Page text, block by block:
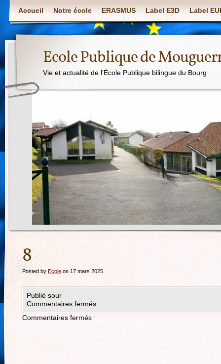
Accueil Notre école ERASMUS Label E3D Label
Ecole Publique de
Vie et actualité de l'École Publique bilingue du Bourg
8
Posted by Ecole on 17 mars 2025
Publié sour
Commentaires fermés
Commentaires fermés